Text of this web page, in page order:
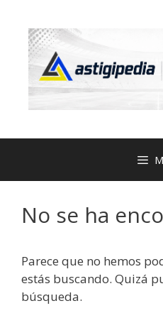
No se ha
Parece que no hemos
estás buscando. Quizá
búsqueda.